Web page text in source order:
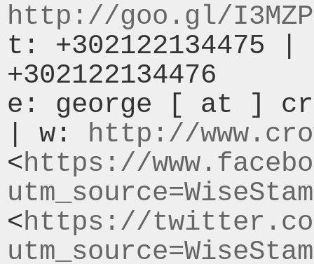
http://goo.gl/
t: +302122134475
+302122134476
e: george [ at ]
| w: http://
<https://
<https://